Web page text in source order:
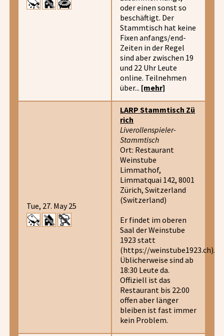
oder einen sonst so
beschäftigt. Der
Stammtisch hat keine
Fixen anfangs/end-
Zeiten in der Regel
sind aber zwischen 19
und 22 Uhr Leute
online. Teilnehmen
über... [mehr]
Tue, 27. May 25
LARP Stammtisch Zü
rich
Liverollenspieler-
Stammtisch
Ort: Restaurant
Weinstube
Limmathof,
Limmatquai 142, 8001
Zürich, Switzerland
(Switzerland)
Er findet im oberen
Saal der Weinstube
1923 statt
(https://weinstube1923.ch).
Üblicherweise sind ab
18:30 Leute da.
Offiziell ist das
Restaurant bis 22:00
offen aber länger
bleiben ist fast immer
kein Problem.